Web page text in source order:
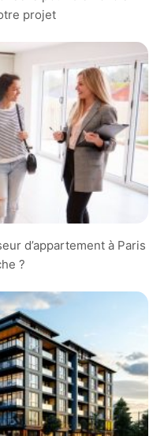
projet
d’appartement à Paris
?